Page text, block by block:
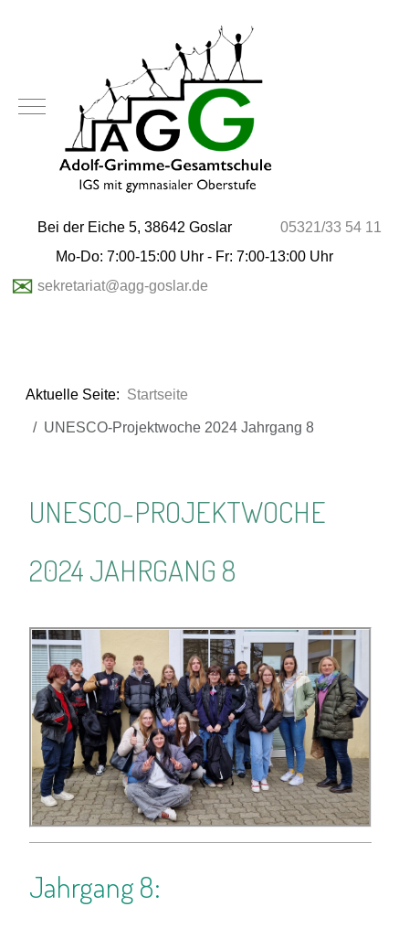
Mobile Menu Toggle
Bei der Eiche 5, 38642 Goslar
05321/33 54 11
Mo-Do: 7:00-15:00 Uhr - Fr: 7:00-13:00 Uhr
✉ sekretariat@agg-goslar.de
Aktuelle Seite: Startseite
UNESCO-Projektwoche 2024 Jahrgang 8
UNESCO-PROJEKTWOCHE
2024 JAHRGANG 8
Jahrgang 8: